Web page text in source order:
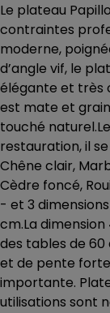
Le plateau
contraintes
moderne,
d’angle vif, le
élégante et très
est mate et
touché
restauration, il
Chêne clair,
Cèdre foncé,
- et 3
cm.La
des tables de 60
et de pente
importante.
utilisations sont